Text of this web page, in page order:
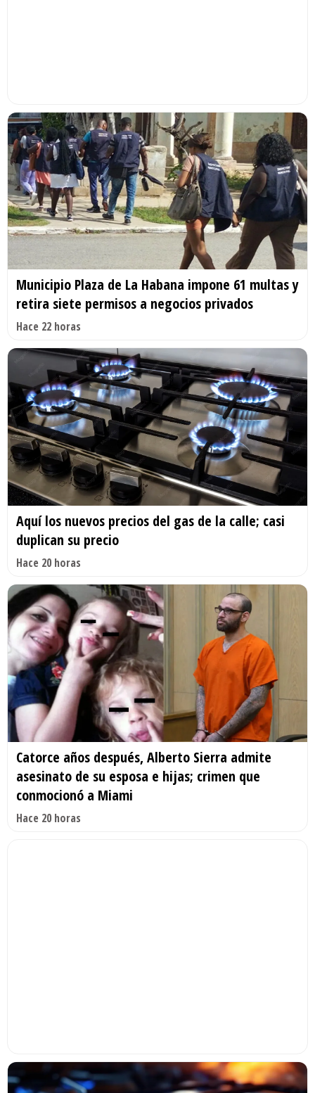
Municipio Plaza de La Habana impone 61 multas y
retira siete permisos a negocios privados
Hace 22 horas
Aquí los nuevos precios del gas de la calle; casi
duplican su precio
Hace 20 horas
Catorce años después, Alberto Sierra admite
asesinato de su esposa e hijas; crimen que
conmocionó a Miami
Hace 20 horas